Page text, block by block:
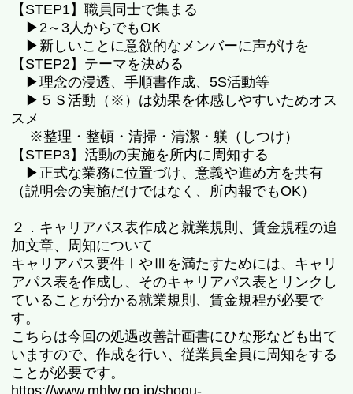
【STEP1】職員同士で集まる
▶2～3人からでもOK
▶新しいことに意欲的なメンバーに声がけを
【STEP2】テーマを決める
▶理念の浸透、手順書作成、5S活動等
▶５Ｓ活動（※）は効果を体感しやすいためオス
スメ
※整理・整頓・清掃・清潔・躾（しつけ）
【STEP3】活動の実施を所内に周知する
▶正式な業務に位置づけ、意義や進め方を共有
（説明会の実施だけではなく、所内報でもOK）
２．キャリアパス表作成と就業規則、賃金規程の追
加文章、周知について
キャリアパス要件ⅠやⅢを満たすためには、キャリ
アパス表を作成し、そのキャリアパス表とリンクし
ていることが分かる就業規則、賃金規程が必要で
す。
こちらは今回の処遇改善計画書にひな形なども出て
いますので、作成を行い、従業員全員に周知をする
ことが必要です。
https://www.mhlw.go.jp/shogu-